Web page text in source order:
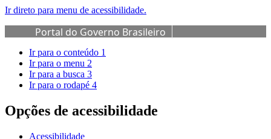
Ir direto para menu de acessibilidade.
Portal do Governo Brasileiro
Ir para o conteúdo 1
Ir para o menu 2
Ir para a busca 3
Ir para o rodapé 4
Opções de acessibilidade
Acessibilidade